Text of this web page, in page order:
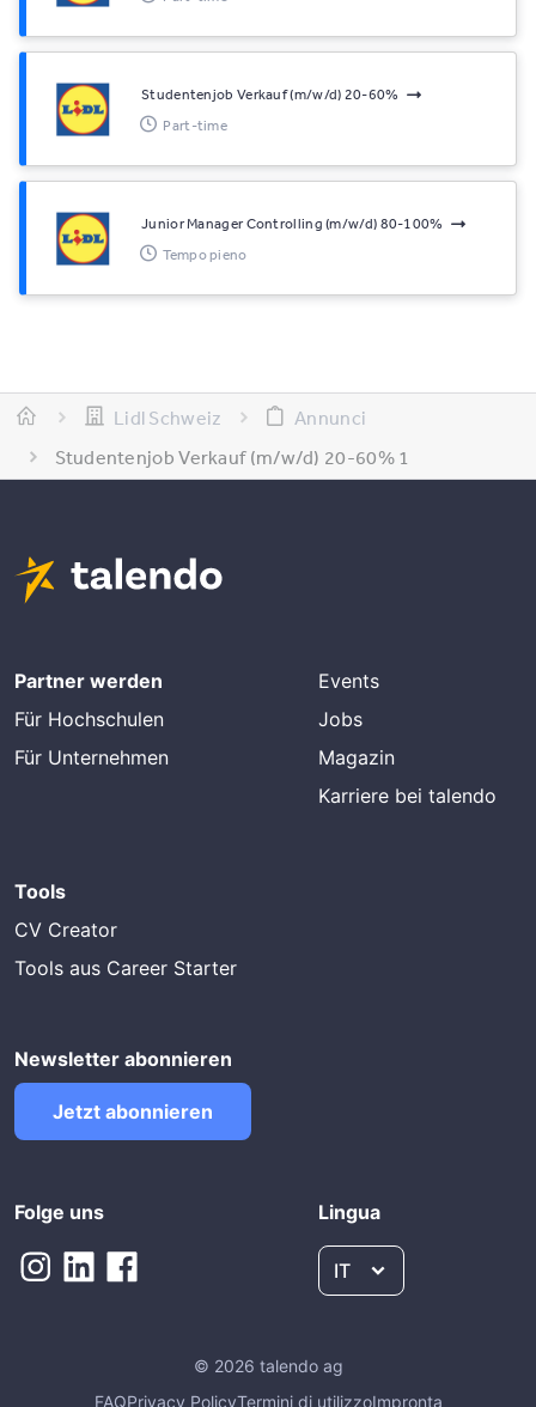
Studentenjob Verkauf (m/w/d) 20-60%
Part-time
Junior Manager Controlling (m/w/d) 80-100%
Tempo pieno
Lidl Schweiz
Annunci
Studentenjob Verkauf (m/w/d) 20-60% 1
Partner werden
Für Hochschulen
Für Unternehmen
Events
Jobs
Magazin
Karriere bei talendo
Tools
CV Creator
Tools aus Career Starter
Newsletter abonnieren
Jetzt abonnieren
Folge uns Lingua
IT
© 2026 talendo ag
FAQPrivacy PolicyTermini di utilizzoImpronta